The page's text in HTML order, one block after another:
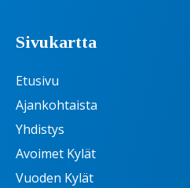
Sivukartta
Etusivu
Ajankohtaista
Yhdistys
Avoimet Kylät
Vuoden Kylät